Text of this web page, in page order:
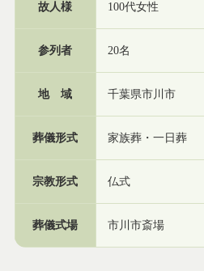
故人様 100代女性
参列者 20名
地 域 千葉県市川市
葬儀形式 家族葬・一日葬
宗教形式 仏式
葬儀式場 市川市斎場